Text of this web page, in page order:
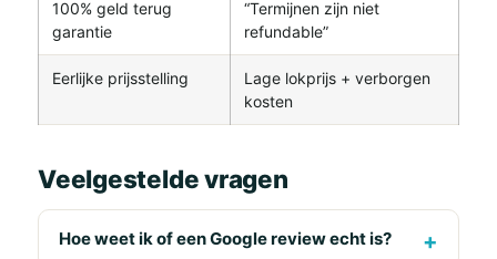
100% geld terug
garantie
“Termijnen zijn niet
refundable”
Eerlijke prijsstelling
Lage lokprijs + verborgen
kosten
Veelgestelde vragen
Hoe weet ik of een Google review echt is?